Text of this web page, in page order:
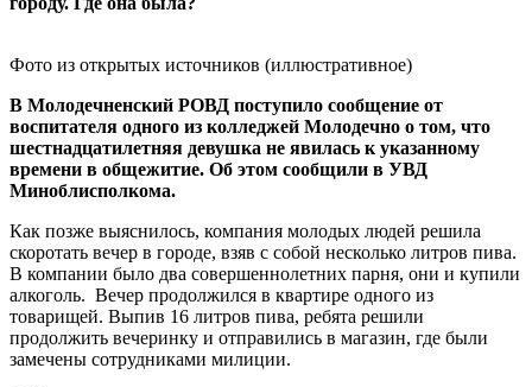
Фото из открытых источников (иллюстративное)
В Молодечненский РОВД поступило сообщение от
воспитателя одного из колледжей Молодечно о том, что
шестнадцатилетняя девушка не явилась к указанному
времени в общежитие. Об этом сообщили в УВД
Миноблисполкома.
Как позже выяснилось, компания молодых людей решила
скоротать вечер в городе, взяв с собой несколько литров пива.
В компании было два совершеннолетних парня, они и купили
алкоголь. Вечер продолжился в квартире одного из
товарищей. Выпив 16 литров пива, ребята решили
продолжить вечеринку и отправились в магазин, где были
замечены сотрудниками милиции.